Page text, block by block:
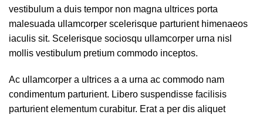
vestibulum a duis tempor non magna ultrices porta
malesuada ullamcorper scelerisque parturient himenaeos
iaculis sit. Scelerisque sociosqu ullamcorper urna nisl
mollis vestibulum pretium commodo inceptos.
Ac ullamcorper a ultrices a a urna ac commodo nam
condimentum parturient. Libero suspendisse facilisis
parturient elementum curabitur. Erat a per dis aliquet